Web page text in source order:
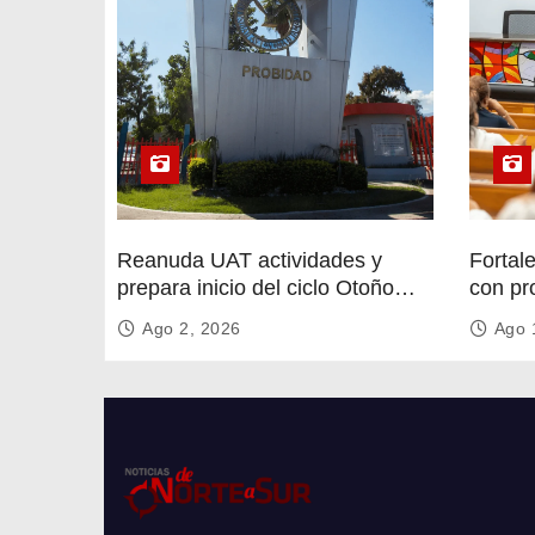
Reanuda UAT actividades y
prepara inicio del ciclo Otoño
2026
Ago 2, 2026
con
circular
Ago